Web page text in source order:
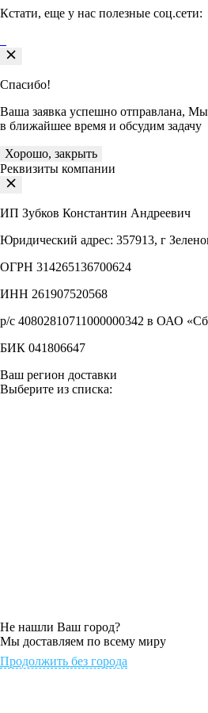
Кстати, еще у нас полезные соц.сети:
Спасибо!
Ваша заявка успешно отправлана,
в ближайшее время и обсудим задачу
Хорошо, закрыть
Реквизиты компании
ИП Зубков Константин Андреевич
Юридический адрес: 357913, г
ОГРН 314265136700624
ИНН 261907520568
р/с 40802810711000000342 в ОАО
БИК 041806647
Ваш регион доставки
Выберите из списка:
Не нашли Ваш город?
Мы доставляем по всему миру
Продолжить без города